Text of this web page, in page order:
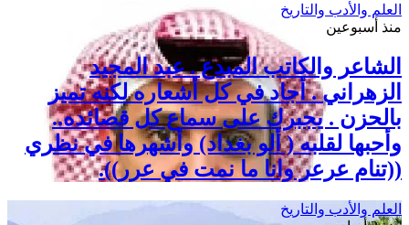
العلم والأدب والتاريخ
منذ أسبوعين
الشاعر والكاتب المبدع . عبد المجيد
الزهراني . أجاد في كل أشعاره لكنه تميز
بالحزن . يجبرك على سماع كل قصائده..
وأحبها لقلبه ( ألو بغداد) وأشهرها في نظري
((تنام عرعر وانا ما نمت في عرر)).
العلم والأدب والتاريخ